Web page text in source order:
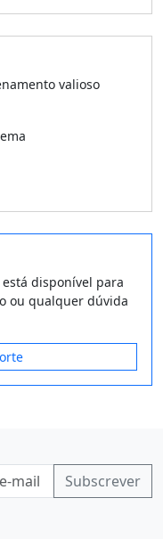
valioso
disponível para
ou qualquer dúvida